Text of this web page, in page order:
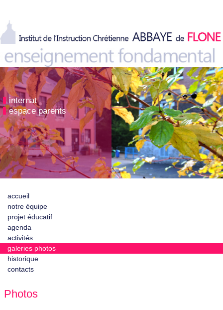
internat
espace parents
accueil
notre équipe
projet éducatif
agenda
activités
galeries photos
historique
contacts
Photos